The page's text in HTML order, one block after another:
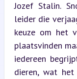
Jozef Stalin.
leider die
keuze om het
plaatsvinden
iedereen
dieren, wat